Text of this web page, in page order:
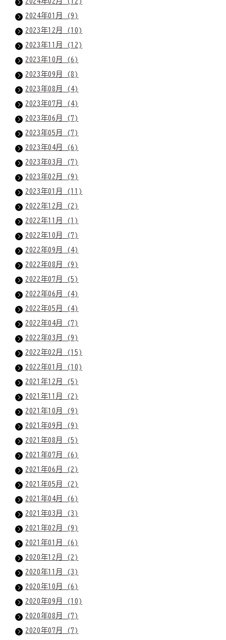
2024年01月 (9)
2023年12月 (10)
2023年11月 (12)
2023年10月 (6)
2023年09月 (8)
2023年08月 (4)
2023年07月 (4)
2023年06月 (7)
2023年05月 (7)
2023年04月 (6)
2023年03月 (7)
2023年02月 (9)
2023年01月 (11)
2022年12月 (2)
2022年11月 (1)
2022年10月 (7)
2022年09月 (4)
2022年08月 (9)
2022年07月 (5)
2022年06月 (4)
2022年05月 (4)
2022年04月 (7)
2022年03月 (9)
2022年02月 (15)
2022年01月 (10)
2021年12月 (5)
2021年11月 (2)
2021年10月 (9)
2021年09月 (9)
2021年08月 (5)
2021年07月 (6)
2021年06月 (2)
2021年05月 (2)
2021年04月 (6)
2021年03月 (3)
2021年02月 (9)
2021年01月 (6)
2020年12月 (2)
2020年11月 (3)
2020年10月 (6)
2020年09月 (10)
2020年08月 (7)
2020年07月 (7)